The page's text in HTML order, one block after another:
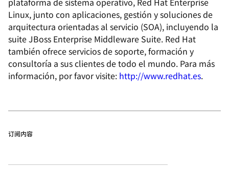
Linux, junto con aplicaciones, gestión y soluciones de
arquitectura orientadas al servicio (SOA), incluyendo la
suite JBoss Enterprise Middleware Suite. Red Hat
también ofrece servicios de soporte, formación y
consultoría a sus clientes de todo el mundo. Para más
información, por favor visite: http://www.redhat.es.
订阅内容